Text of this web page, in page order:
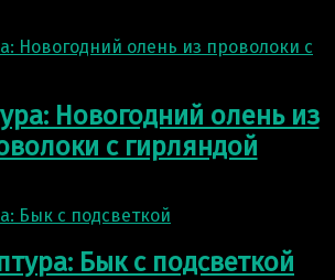
Новогодний олень из
с гирляндой
Бык с подсветкой